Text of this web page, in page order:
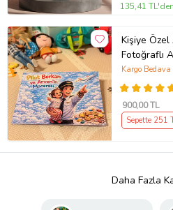
135,41
Kişiye Özel
Fotoğraflı
Kargo Bedava
900,00 TL
Sepette 251
Daha Fazla